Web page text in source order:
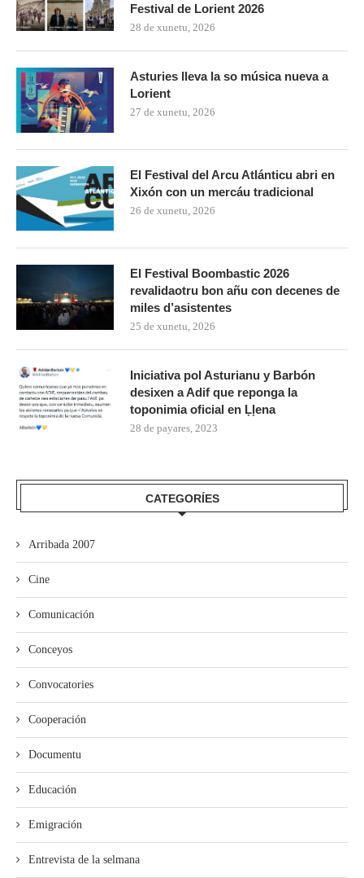
Festival de Lorient 2026
28 de xunetu, 2026
Asturies lleva la so música nueva a
Lorient
27 de xunetu, 2026
El Festival del Arcu Atlánticu abri en
Xixón con un mercáu tradicional
26 de xunetu, 2026
El Festival Boombastic 2026
revalidaotru bon añu con decenes de
miles d’asistentes
25 de xunetu, 2026
Iniciativa pol Asturianu y Barbón
desixen a Adif que reponga la
toponimia oficial en Ḷḷena
28 de payares, 2023
CATEGORÍES
Arribada 2007
Cine
Comunicación
Conceyos
Convocatories
Cooperación
Documentu
Educación
Emigración
Entrevista de la selmana